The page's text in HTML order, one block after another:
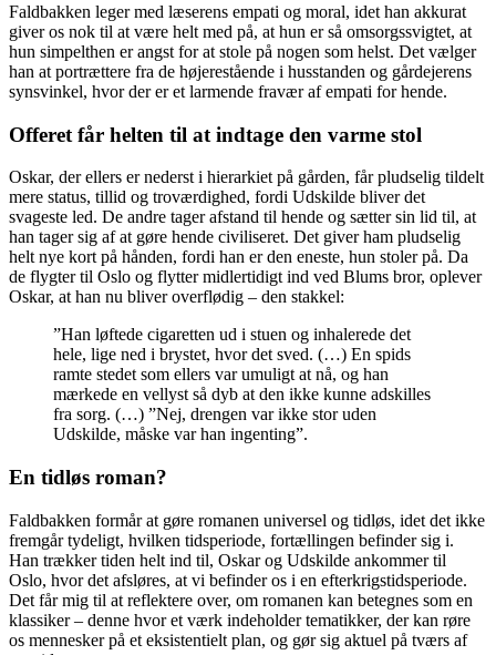
Faldbakken leger med læserens empati og moral, idet han akkurat
giver os nok til at være helt med på, at hun er så omsorgssvigtet, at
hun simpelthen er angst for at stole på nogen som helst. Det vælger
han at portrættere fra de højerestående i husstanden og gårdejerens
synsvinkel, hvor der er et larmende fravær af empati for hende.
Offeret får helten til at indtage den varme stol
Oskar, der ellers er nederst i hierarkiet på gården, får pludselig tildelt
mere status, tillid og troværdighed, fordi Udskilde bliver det
svageste led. De andre tager afstand til hende og sætter sin lid til, at
han tager sig af at gøre hende civiliseret. Det giver ham pludselig
helt nye kort på hånden, fordi han er den eneste, hun stoler på. Da
de flygter til Oslo og flytter midlertidigt ind ved Blums bror, oplever
Oskar, at han nu bliver overflødig – den stakkel:
”Han løftede cigaretten ud i stuen og inhalerede det
hele, lige ned i brystet, hvor det sved. (…) En spids
ramte stedet som ellers var umuligt at nå, og han
mærkede en vellyst så dyb at den ikke kunne adskilles
fra sorg. (…) ”Nej, drengen var ikke stor uden
Udskilde, måske var han ingenting”.
En tidløs roman?
Faldbakken formår at gøre romanen universel og tidløs, idet det ikke
fremgår tydeligt, hvilken tidsperiode, fortællingen befinder sig i.
Han trækker tiden helt ind til, Oskar og Udskilde ankommer til
Oslo, hvor det afsløres, at vi befinder os i en efterkrigstidsperiode.
Det får mig til at reflektere over, om romanen kan betegnes som en
klassiker – denne hvor et værk indeholder tematikker, der kan røre
os mennesker på et eksistentielt plan, og gør sig aktuel på tværs af